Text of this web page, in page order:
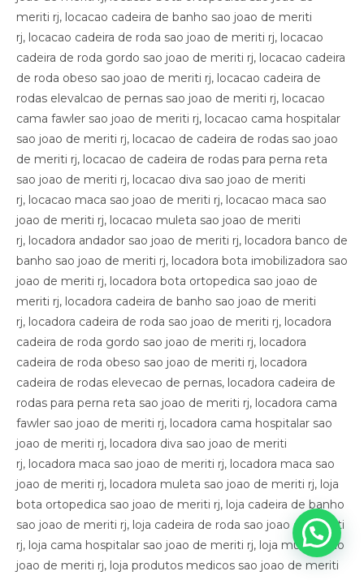
meriti rj, locacao cadeira de banho sao joao de meriti
rj, locacao cadeira de roda sao joao de meriti rj, locacao
cadeira de roda gordo sao joao de meriti rj, locacao cadeira
de roda obeso sao joao de meriti rj, locacao cadeira de
rodas elevalcao de pernas sao joao de meriti rj, locacao
cama fawler sao joao de meriti rj, locacao cama hospitalar
sao joao de meriti rj, locacao de cadeira de rodas sao joao
de meriti rj, locacao de cadeira de rodas para perna reta
sao joao de meriti rj, locacao diva sao joao de meriti
rj, locacao maca sao joao de meriti rj, locacao maca sao
joao de meriti rj, locacao muleta sao joao de meriti
rj, locadora andador sao joao de meriti rj, locadora banco de
banho sao joao de meriti rj, locadora bota imobilizadora sao
joao de meriti rj, locadora bota ortopedica sao joao de
meriti rj, locadora cadeira de banho sao joao de meriti
rj, locadora cadeira de roda sao joao de meriti rj, locadora
cadeira de roda gordo sao joao de meriti rj, locadora
cadeira de roda obeso sao joao de meriti rj, locadora
cadeira de rodas elevecao de pernas, locadora cadeira de
rodas para perna reta sao joao de meriti rj, locadora cama
fawler sao joao de meriti rj, locadora cama hospitalar sao
joao de meriti rj, locadora diva sao joao de meriti
rj, locadora maca sao joao de meriti rj, locadora maca sao
joao de meriti rj, locadora muleta sao joao de meriti rj, loja
bota ortopedica sao joao de meriti rj, loja cadeira de banho
sao joao de meriti rj, loja cadeira de roda sao joao de meriti
rj, loja cama hospitalar sao joao de meriti rj, loja muleta sao
joao de meriti rj, loja produtos medicos sao joao de meriti